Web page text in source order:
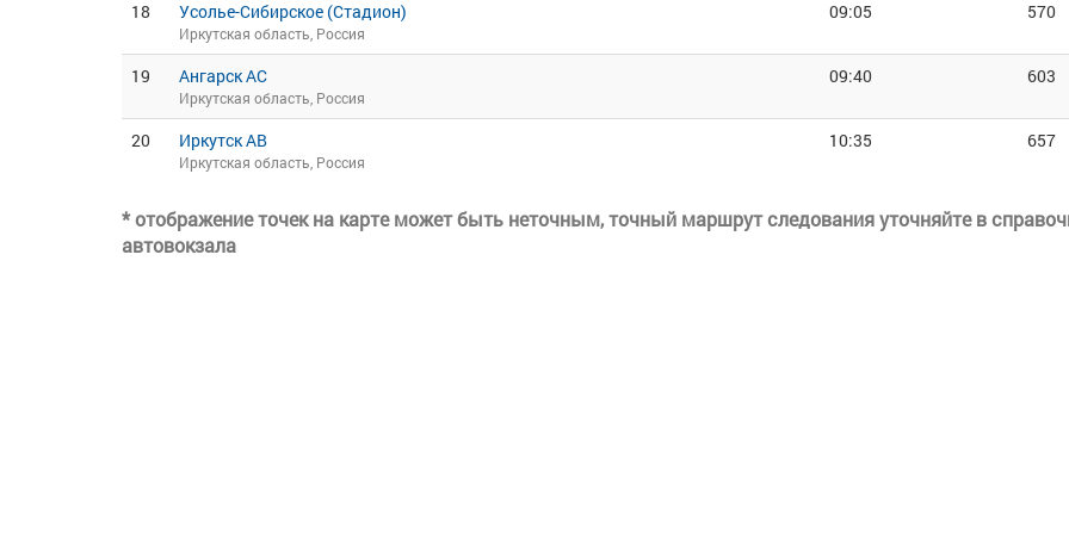
18 Усолье-Сибирское (Стадион)
Иркутская область, Россия
09:05 570
19 Ангарск АС
Иркутская область, Россия
09:40 603
20 Иркутск АВ
Иркутская область, Россия
10:35 657
* отображение точек на карте может быть неточным, точный маршрут следования уточняйте в
автовокзала